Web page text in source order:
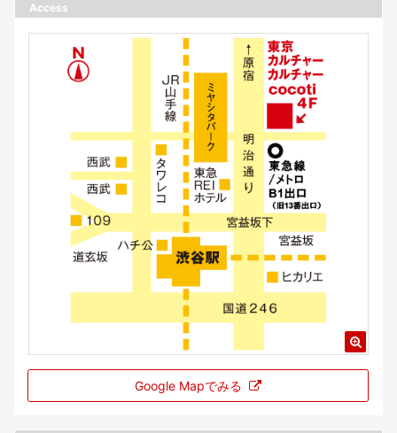
Access
Google Mapでみる